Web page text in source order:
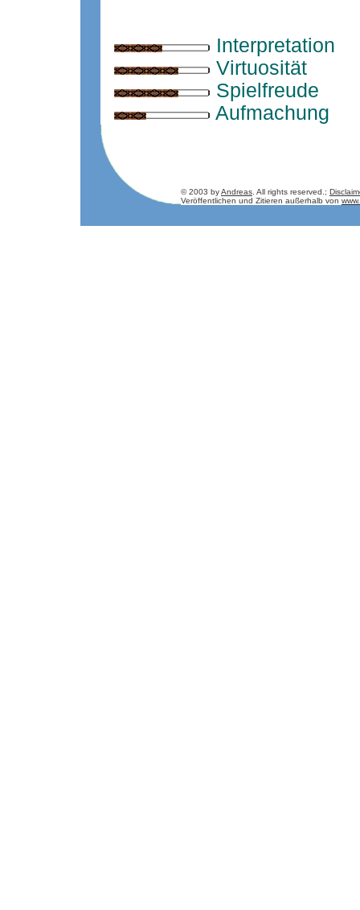
Interpretation
Virtuosität
Spielfreude
Aufmachung
© 2003 byAndreas . All rights reserved.;
Veröffentlichen und Zitieren außerhalb von